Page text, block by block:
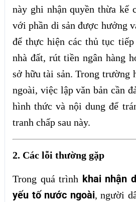
này ghi nhận quyền thừa kế
với phần di sản được hưởng
để thực hiện các thủ tục
nhà đất, rút tiền ngân hàng
sở hữu tài sản. Trong trường
ngoài, việc lập văn bản cần
hình thức và nội dung để
tranh chấp sau này.
2. Các lỗi thường gặp
Trong quá trình khai nhận
yếu tố nước ngoài, người